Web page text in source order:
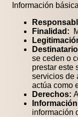
Información
Finalidad:
se ceden o
prestar este
servicios de
actúa como
Derechos:
información